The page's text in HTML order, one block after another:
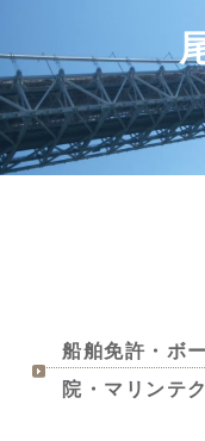
船舶免許・ボ
院・マリンテ